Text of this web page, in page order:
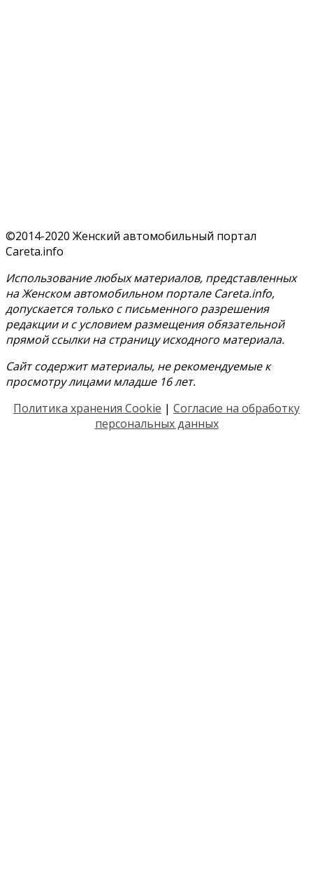
©2014-2020 Женский автомобильный портал
Careta.info
Использование любых материалов, представленных
на Женском автомобильном портале Careta.info,
допускается только с письменного разрешения
редакции и с условием размещения обязательной
прямой ссылки на страницу исходного материала.
Сайт содержит материалы, не рекомендуемые к
просмотру лицами младше 16 лет.
Политика хранения Cookie | Согласие на обработку
персональных данных